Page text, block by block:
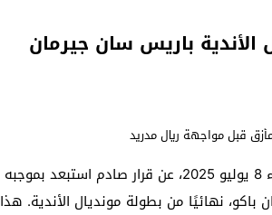
الأندية باريس سان جيرمان
أعلنت لجنة الانضباط التابعة للاتحاد الدولي لكرة القدم (فيفا) يوم الثلاثاء 8 يوليو 2025، عن قرار صادم استبعد بموجبه
نهائيًا من بطولة مونديال الأندية. هذا